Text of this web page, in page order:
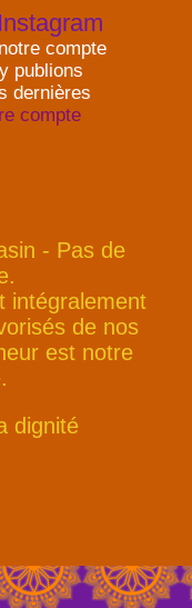
compte
publions
dernières
compte
- Pas de
intégralement
de nos
est notre
dignité